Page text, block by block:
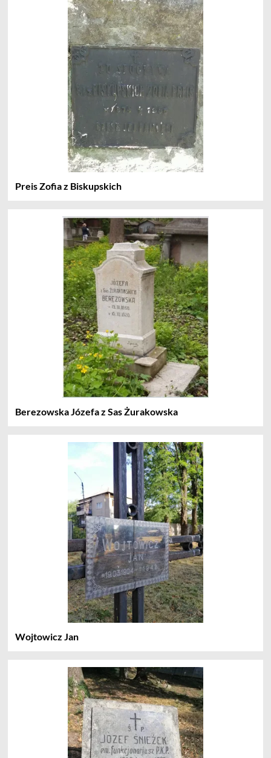
Preis Zofia z Biskupskich
Berezowska Józefa z Sas Żurakowska
Wojtowicz Jan